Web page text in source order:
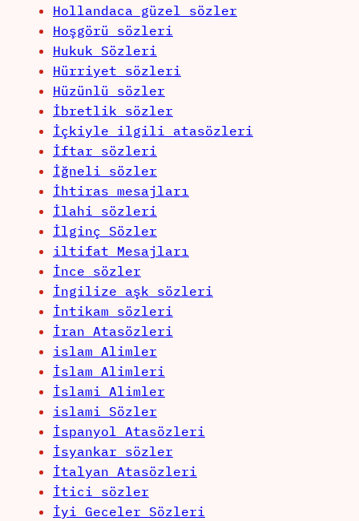
Hollandaca güzel sözler
Hoşgörü sözleri
Hukuk Sözleri
Hürriyet sözleri
Hüzünlü sözler
İbretlik sözler
İçkiyle ilgili atasözleri
İftar sözleri
İğneli sözler
İhtiras mesajları
İlahi sözleri
İlginç Sözler
iltifat Mesajları
İnce sözler
İngilize aşk sözleri
İntikam sözleri
İran Atasözleri
islam Alimler
İslam Alimleri
İslami Alimler
islami Sözler
İspanyol Atasözleri
İsyankar sözler
İtalyan Atasözleri
İtici sözler
İyi Geceler Sözleri